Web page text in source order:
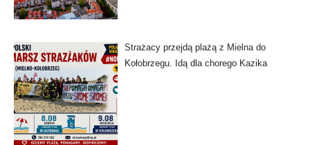
Strażacy przejdą plażą z Mielna do
Kołobrzegu. Idą dla chorego Kazika